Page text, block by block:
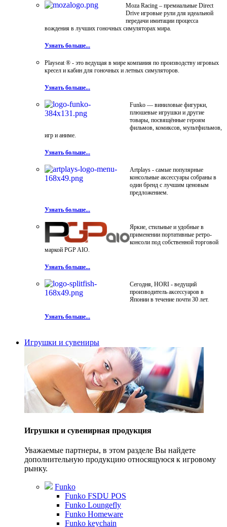
Moza Racing – премиальные Direct
Drive игровые рули для идеальной
передачи имитации процесса
вождения в лучших гоночных симуляторах мира.
Узнать больше...
Playseat ® - это ведущая в мире компания по производству игровых
кресел и кабин для гоночных и летных симуляторов.
Узнать больше...
Funko — виниловые фигурки,
плюшевые игрушки и другие
товары, посвящённые героям
фильмов, комиксов, мультфильмов,
игр и аниме.
Узнать больше...
Artplays - самые популярные
консольные аксессуары собраны в
один бренд с лучшим ценовым
предложением.
Узнать больше...
Яркие, стильные и удобные в
применении портативные ретро-
консоли под собственной торговой
маркой PGP AIO.
Узнать больше...
Сегодня, HORI - ведущий
производитель аксессуаров в
Японии в течение почти 30 лет.
Узнать больше...
Игрушки и сувениры
Игрушки и сувенирная продукция
Уважаемые партнеры, в этом разделе Вы найдете
дополнительную продукцию относящуюся к игровому
рынку.
Funko
Funko FSDU POS
Funko Loungefly
Funko Homeware
Funko keychain